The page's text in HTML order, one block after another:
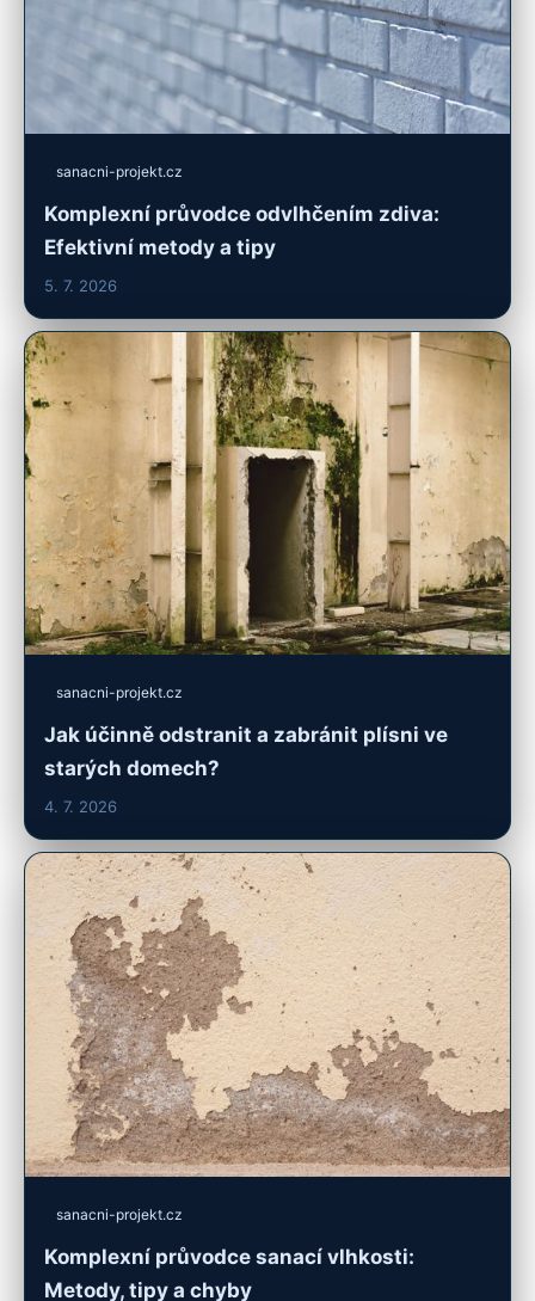
sanacni-projekt.cz
Komplexní průvodce odvlhčením zdiva:
Efektivní metody a tipy
5. 7. 2026
sanacni-projekt.cz
Jak účinně odstranit a zabránit plísni ve
starých domech?
4. 7. 2026
sanacni-projekt.cz
Komplexní průvodce sanací vlhkosti:
Metody, tipy a chyby